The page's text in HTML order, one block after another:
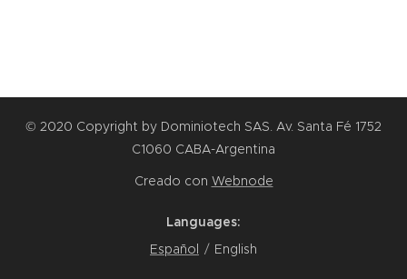
© 2020 Copyright by Dominiotech SAS. Av. Santa Fé 1752
C1060 CABA-Argentina
Creado con Webnode
Languages
Español
English